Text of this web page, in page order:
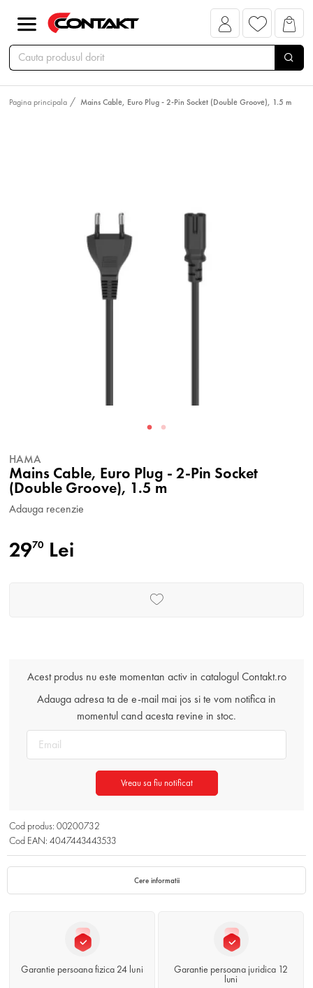
Pagina principala Mains Cable, Euro Plug - 2-Pin Socket (Double Groove), 1.5 m
HAMA
Mains Cable, Euro Plug - 2-Pin Socket
(Double Groove), 1.5 m
Adauga recenzie
2970 Lei
Acest produs nu este momentan activ in catalogul Contakt.ro
Adauga adresa ta de e-mail mai jos si te vom notifica in
momentul cand acesta revine in stoc.
Vreau sa fiu notificat
Cod produs: 00200732
Cod EAN: 4047443443533
Cere informatii
Garantie persoana fizica 24 luni
Garantie persoana juridica 12
luni